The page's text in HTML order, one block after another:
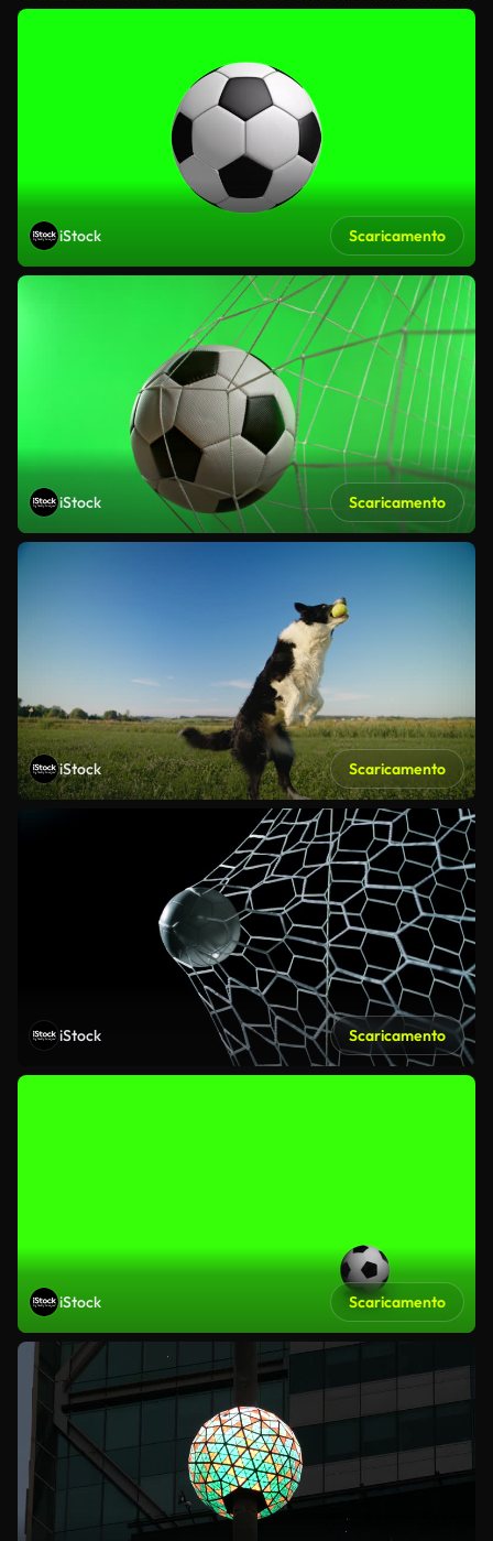
iStock Scaricamento
iStock Scaricamento
iStock Scaricamento
iStock Scaricamento
iStock Scaricamento